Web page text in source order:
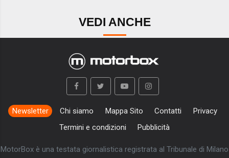
VEDI ANCHE
Newsletter Chi siamo Mappa Sito Contatti
Privacy
Termini e condizioni
Pubblicità
MotorBox è una testata giornalistica registrata al Tribunale di Milano